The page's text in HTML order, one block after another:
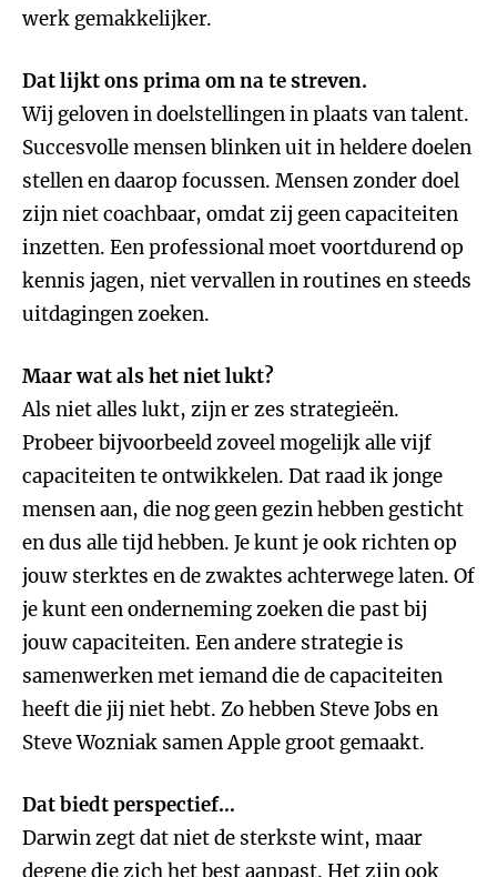
werk gemakkelijker.
Dat lijkt ons prima om na te streven.
Wij geloven in doelstellingen in plaats van talent.
Succesvolle mensen blinken uit in heldere doelen
stellen en daarop focussen. Mensen zonder doel
zijn niet coachbaar, omdat zij geen capaciteiten
inzetten. Een professional moet voortdurend op
kennis jagen, niet vervallen in routines en steeds
uitdagingen zoeken.
Maar wat als het niet lukt?
Als niet alles lukt, zijn er zes strategieën.
Probeer bijvoorbeeld zoveel mogelijk alle vijf
capaciteiten te ontwikkelen. Dat raad ik jonge
mensen aan, die nog geen gezin hebben gesticht
en dus alle tijd hebben. Je kunt je ook richten op
jouw sterktes en de zwaktes achterwege laten. Of
je kunt een onderneming zoeken die past bij
jouw capaciteiten. Een andere strategie is
samenwerken met iemand die de capaciteiten
heeft die jij niet hebt. Zo hebben Steve Jobs en
Steve Wozniak samen Apple groot gemaakt.
Dat biedt perspectief…
Darwin zegt dat niet de sterkste wint, maar
degene die zich het best aanpast. Het zijn ook